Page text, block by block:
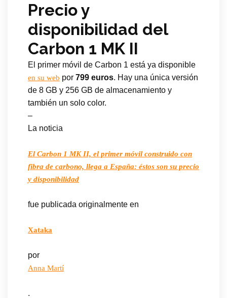
Precio y
disponibilidad del
Carbon 1 MK II
El primer móvil de Carbon 1 está ya disponible
en su web por 799 euros. Hay una única versión
de 8 GB y 256 GB de almacenamiento y
también un solo color.
–
La noticia
El Carbon 1 MK II, el primer móvil construido con
fibra de carbono, llega a España: éstos son su precio
y disponibilidad
fue publicada originalmente en
Xataka
por
Anna Martí
.